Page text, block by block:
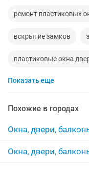
ремонт пластиковых
вскрытие замков
пластиковые окна
стеклопакеты
установка жалюзи
ремонт установка
Показать еще
Похожие в городах
Окна, двери,
Окна, двери,